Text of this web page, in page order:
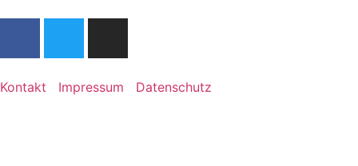
Kontakt Impressum Datenschutz